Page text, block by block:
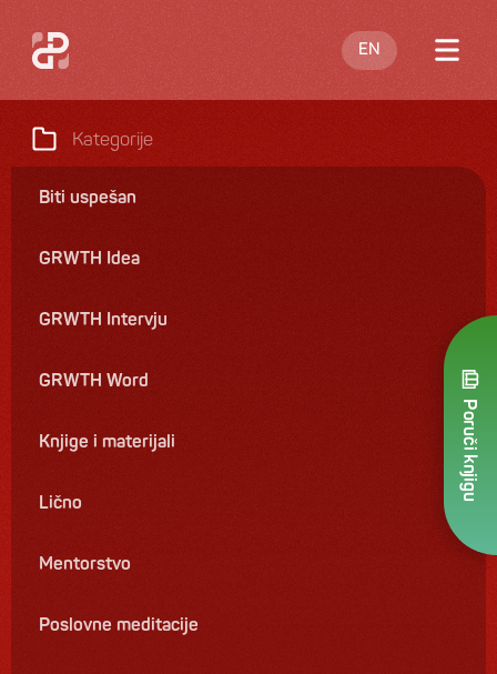
EN
O meni
Blog
Nastupi
Knjige
Ponuda
Kontakt
Poruči knjigu
Kategorije
Biti uspešan
GRWTH Idea
GRWTH Intervju
GRWTH Word
Knjige i materijali
Lično
Mentorstvo
Poslovne meditacije